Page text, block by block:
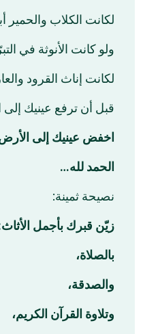
لكانت الكلاب والحمير
ولو كانت الأنوثة في
لكانت إناث القرود
قبل أن ترفع عينيك
اخفض عينيك إلى
الحمد لله…
نصيحة ثمينة:
زيّن قبرك بأجمل
بالصلاة،
والصدقة،
وتلاوة القرآن الكريم،